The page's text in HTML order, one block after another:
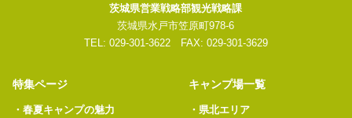
茨城県営業戦略部観光戦略課
茨城県水戸市笠原町978-6
TEL: 029-301-3622 FAX: 029-301-3629
特集ページ
・ 春夏キャンプの魅力
キャンプ場一覧
・ 県北エリア